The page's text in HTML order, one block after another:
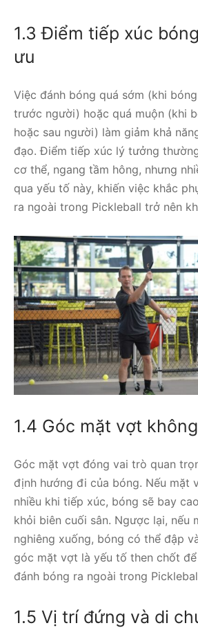
1.3 Điểm tiếp xúc
ưu
Việc đánh bóng quá sớm (khi
trước người) hoặc quá muộn (khi
hoặc sau người) làm giảm khả
đạo. Điểm tiếp xúc lý tưởng
cơ thể, ngang tầm hông, nhưng
qua yếu tố này, khiến việc khắc
ra ngoài trong Pickleball trở nên
1.4 Góc mặt vợt
Góc mặt vợt đóng vai trò quan
định hướng đi của bóng. Nếu mặt
nhiều khi tiếp xúc, bóng sẽ bay
khỏi biên cuối sân. Ngược lại, nếu
nghiêng xuống, bóng có thể đập
góc mặt vợt là yếu tố then chốt
đánh bóng ra ngoài trong
1.5 Vị trí đứng và di